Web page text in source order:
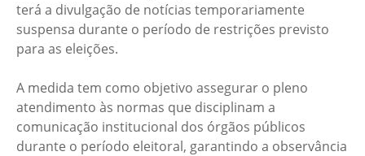
terá a divulgação de notícias temporariamente
suspensa durante o período de restrições previsto
para as eleições.
A medida tem como objetivo assegurar o pleno
atendimento às normas que disciplinam a
comunicação institucional dos órgãos públicos
durante o período eleitoral, garantindo a observância